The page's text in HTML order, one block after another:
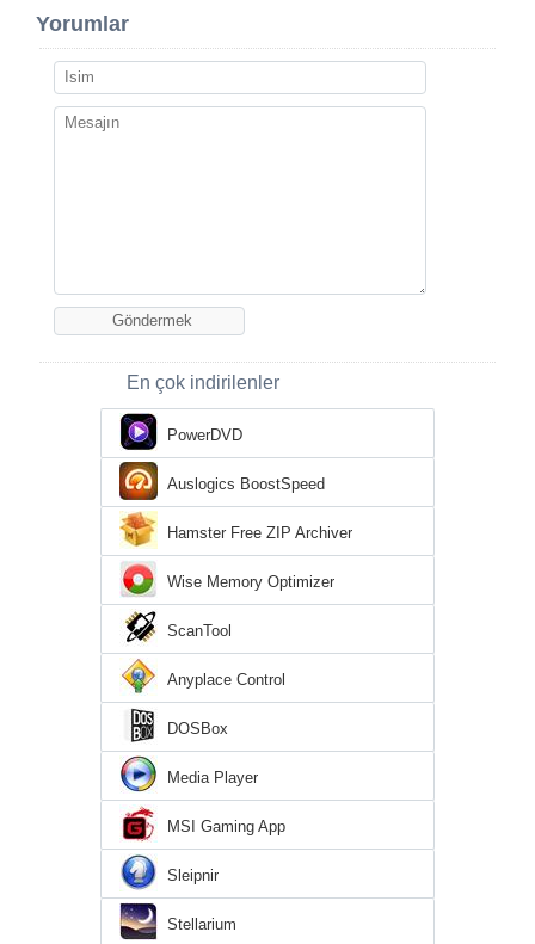
Yorumlar
En çok indirilenler
PowerDVD
Auslogics BoostSpeed
Hamster Free ZIP Archiver
Wise Memory Optimizer
ScanTool
Anyplace Control
DOSBox
Media Player
MSI Gaming App
Sleipnir
Stellarium